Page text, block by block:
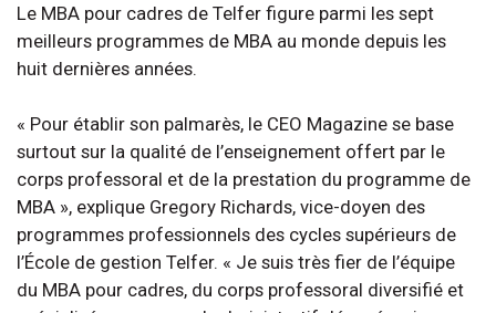
Le MBA pour cadres de Telfer figure parmi les sept
meilleurs programmes de MBA au monde depuis les
huit dernières années.
« Pour établir son palmarès, le CEO Magazine se base
surtout sur la qualité de l’enseignement offert par le
corps professoral et de la prestation du programme de
MBA », explique Gregory Richards, vice-doyen des
programmes professionnels des cycles supérieurs de
l’École de gestion Telfer. « Je suis très fier de l’équipe
du MBA pour cadres, du corps professoral diversifié et